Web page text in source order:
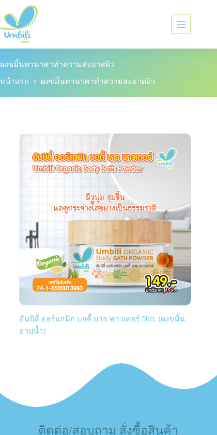
ผงขมิ้นทานาคาทำความสะอาดผิว
หน้าแรก ผงขมิ้นทานาคาทำความสะอาดผิว
อัมบิลี่ ออร์แกนิก บอดี้ บาธ พาวเดอร์ 50ก. (ผงขมิ้น
อาบน้ำ)
ติดต่อ/สอบถาม สั่งซื้อสินค้า